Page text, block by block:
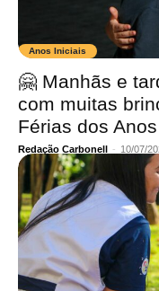
Anos Iniciais
🤗 Manhãs e
com muitas
Férias dos
Redação Carbonell - 10/07/